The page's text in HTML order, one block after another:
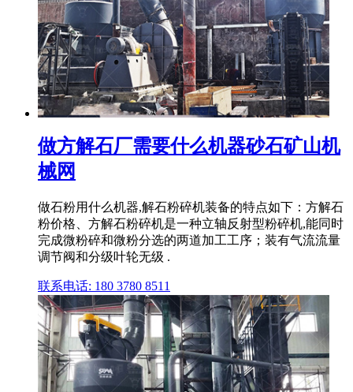
做方解石厂需要什么机器砂石矿山机
械网
做石粉用什么机器,解石粉碎机装备的特点如下：方解石
粉价格、方解石粉碎机是一种立轴反射型粉碎机,能同时
完成微粉碎和微粉分选的两道加工工序；装有气流流量
调节阀和分级叶轮无级 .
联系电话: 180 3780 8511